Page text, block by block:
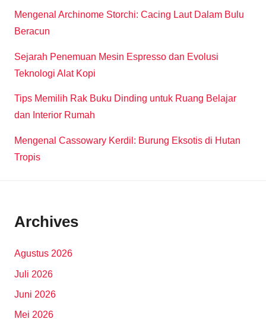
Mengenal Archinome Storchi: Cacing Laut Dalam Bulu
Beracun
Sejarah Penemuan Mesin Espresso dan Evolusi
Teknologi Alat Kopi
Tips Memilih Rak Buku Dinding untuk Ruang Belajar
dan Interior Rumah
Mengenal Cassowary Kerdil: Burung Eksotis di Hutan
Tropis
Archives
Agustus 2026
Juli 2026
Juni 2026
Mei 2026